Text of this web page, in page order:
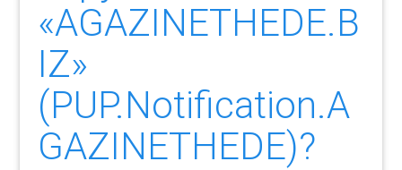
«AGAZINETHEDE.B
IZ»
(PUP.Notification.A
GAZINETHEDE)?